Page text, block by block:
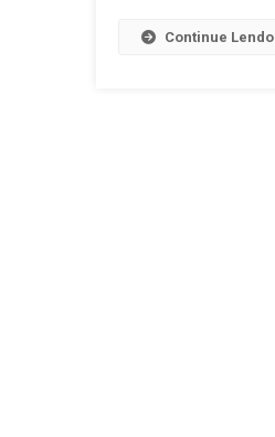
Continue Lendo